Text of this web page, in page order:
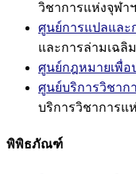
วิชาการแห่งจุฬาฯ
ศูนย์การแปลและ
และการล่ามเฉลิ
ศูนย์กฎหมายเพื่อ
ศูนย์บริการวิชาก
บริการวิชาการแ
พิพิธภัณฑ์